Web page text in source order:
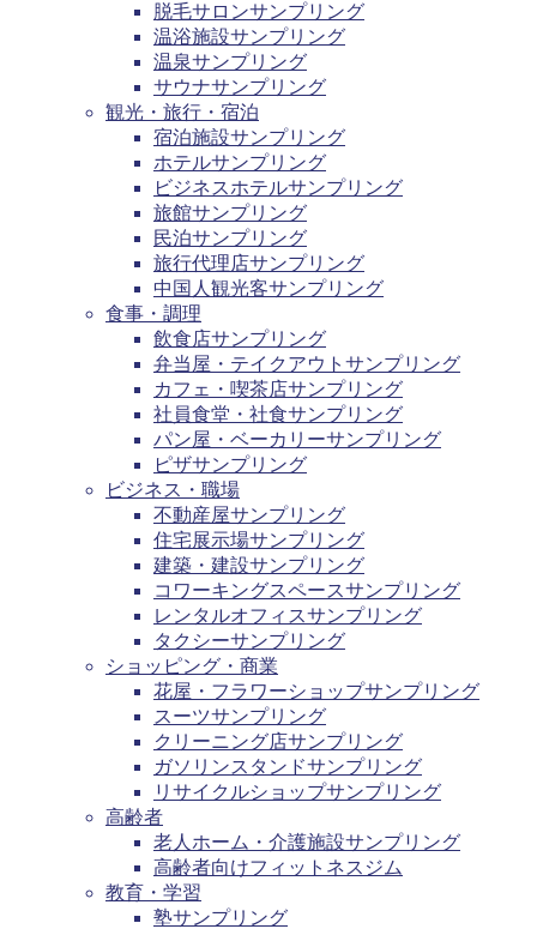
脱毛サロンサンプリング
温浴施設サンプリング
温泉サンプリング
サウナサンプリング
観光・旅行・宿泊
宿泊施設サンプリング
ホテルサンプリング
ビジネスホテルサンプリング
旅館サンプリング
民泊サンプリング
旅行代理店サンプリング
中国人観光客サンプリング
食事・調理
飲食店サンプリング
弁当屋・テイクアウトサンプリング
カフェ・喫茶店サンプリング
社員食堂・社食サンプリング
パン屋・ベーカリーサンプリング
ピザサンプリング
ビジネス・職場
不動産屋サンプリング
住宅展示場サンプリング
建築・建設サンプリング
コワーキングスペースサンプリング
レンタルオフィスサンプリング
タクシーサンプリング
ショッピング・商業
花屋・フラワーショップサンプリング
スーツサンプリング
クリーニング店サンプリング
ガソリンスタンドサンプリング
リサイクルショップサンプリング
高齢者
老人ホーム・介護施設サンプリング
高齢者向けフィットネスジム
教育・学習
塾サンプリング